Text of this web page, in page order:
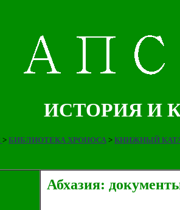
ИСТОРИЯ И
> БИБЛИОТЕКА ХРОНОСА > КНИЖНЫЙ
Абхазия: